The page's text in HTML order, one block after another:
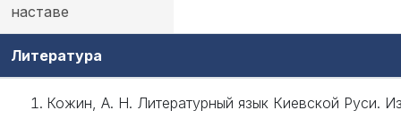
наставе
Литература
Кожин, А. Н. Литературный язык Киевской Руси.